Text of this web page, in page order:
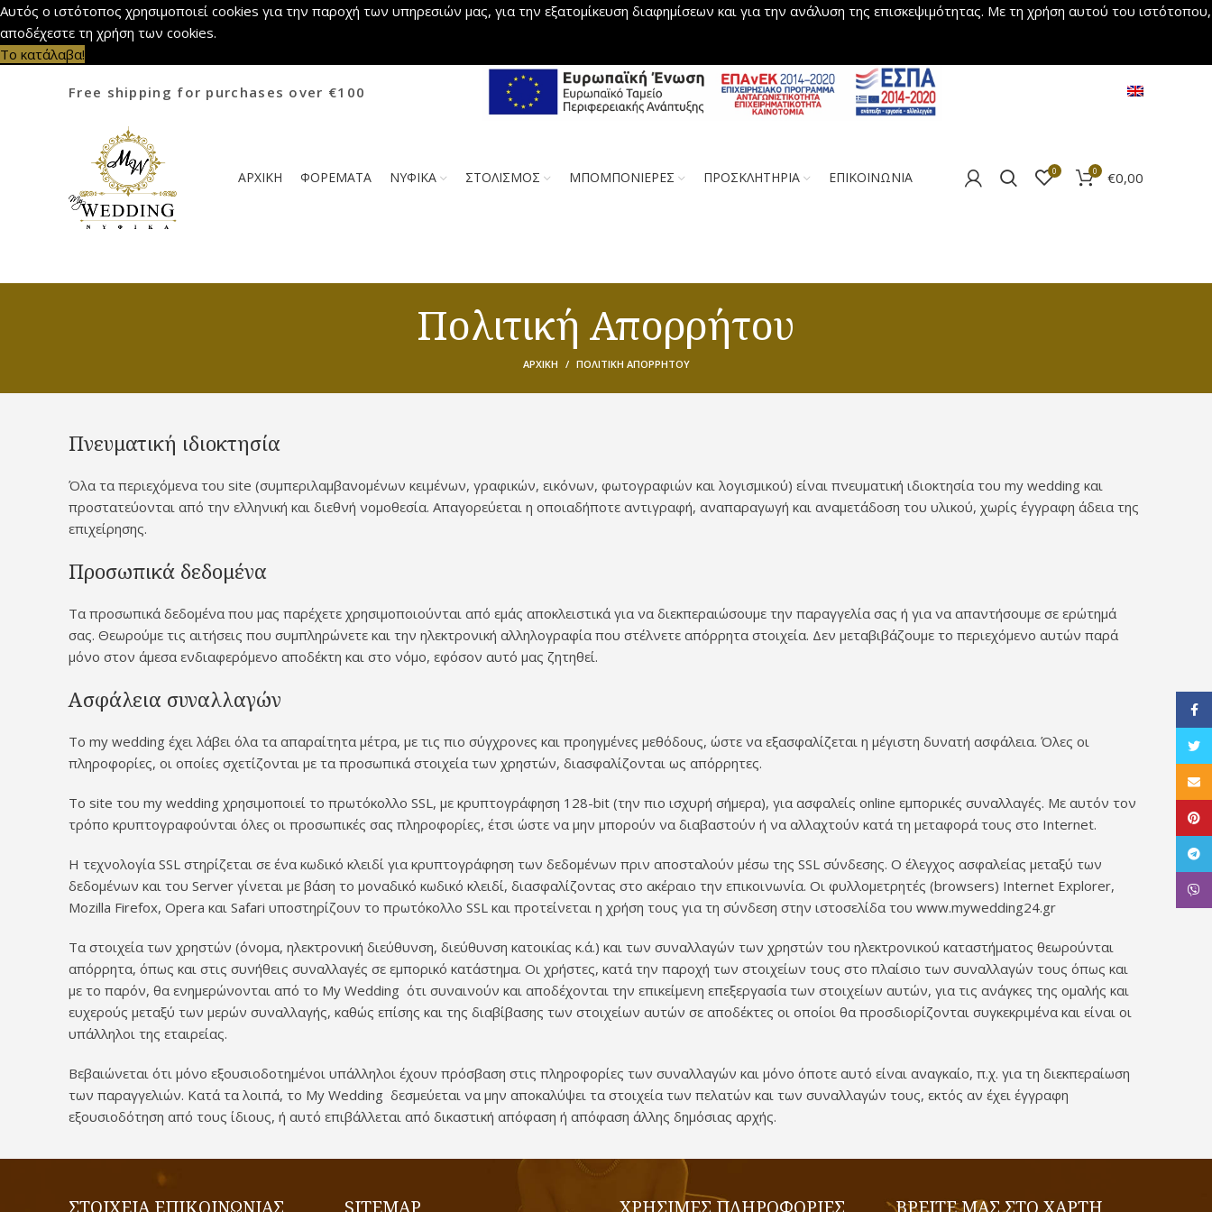
Αυτός ο ιστότοπος χρησιμοποιεί cookies για την παροχή των υπηρεσιών μας, για την εξατομίκευση διαφημίσεων και για την ανάλυση της επισκεψιμότητας. Με τη χρήση αυτού του ιστότοπου,
αποδέχεστε τη χρήση των cookies.
Το κατάλαβα!
Free shipping for purchases over €100
ΑΡΧΙΚΗ ΦΟΡΕΜΑΤΑ ΝΥΦΙΚΑ ΣΤΟΛΙΣΜΟΣ ΜΠΟΜΠΟΝΙΕΡΕΣ ΠΡΟΣΚΛΗΤΗΡΙΑ ΕΠΙΚΟΙΝΩΝΙΑ 0 0 €0,00
Πολιτική Απορρήτου
ΑΡΧΙΚΉ ΠΟΛΙΤΙΚΉ ΑΠΟΡΡΉΤΟΥ
Πνευματική ιδιοκτησία
Όλα τα περιεχόμενα του site (συμπεριλαμβανομένων κειμένων, γραφικών, εικόνων, φωτογραφιών και λογισμικού) είναι πνευματική ιδιοκτησία του my wedding και
προστατεύονται από την ελληνική και διεθνή νομοθεσία. Απαγορεύεται η οποιαδήποτε αντιγραφή, αναπαραγωγή και αναμετάδοση του υλικού, χωρίς έγγραφη άδεια της
επιχείρησης.
Προσωπικά δεδομένα
Τα προσωπικά δεδομένα που μας παρέχετε χρησιμοποιούνται από εμάς αποκλειστικά για να διεκπεραιώσουμε την παραγγελία σας ή για να απαντήσουμε σε ερώτημά
σας. Θεωρούμε τις αιτήσεις που συμπληρώνετε και την ηλεκτρονική αλληλογραφία που στέλνετε απόρρητα στοιχεία. Δεν μεταβιβάζουμε το περιεχόμενο αυτών παρά
μόνο στον άμεσα ενδιαφερόμενο αποδέκτη και στο νόμο, εφόσον αυτό μας ζητηθεί.
Ασφάλεια συναλλαγών
Το my wedding έχει λάβει όλα τα απαραίτητα μέτρα, με τις πιο σύγχρονες και προηγμένες μεθόδους, ώστε να εξασφαλίζεται η μέγιστη δυνατή ασφάλεια. Όλες οι
πληροφορίες, οι οποίες σχετίζονται με τα προσωπικά στοιχεία των χρηστών, διασφαλίζονται ως απόρρητες.
Το site του my wedding χρησιμοποιεί το πρωτόκολλο SSL, με κρυπτογράφηση 128-bit (την πιο ισχυρή σήμερα), για ασφαλείς online εμπορικές συναλλαγές. Με αυτόν τον
τρόπο κρυπτογραφούνται όλες οι προσωπικές σας πληροφορίες, έτσι ώστε να μην μπορούν να διαβαστούν ή να αλλαχτούν κατά τη μεταφορά τους στο Internet.
Η τεχνολογία SSL στηρίζεται σε ένα κωδικό κλειδί για κρυπτογράφηση των δεδομένων πριν αποσταλούν μέσω της SSL σύνδεσης. Ο έλεγχος ασφαλείας μεταξύ των
δεδομένων και του Server γίνεται με βάση το μοναδικό κωδικό κλειδί, διασφαλίζοντας στο ακέραιο την επικοινωνία. Οι φυλλομετρητές (browsers) Internet Explorer,
Mozilla Firefox, Opera και Safari υποστηρίζουν το πρωτόκολλο SSL και προτείνεται η χρήση τους για τη σύνδεση στην ιστοσελίδα του www.mywedding24.gr
Τα στοιχεία των χρηστών (όνομα, ηλεκτρονική διεύθυνση, διεύθυνση κατοικίας κ.ά.) και των συναλλαγών των χρηστών του ηλεκτρονικού καταστήματος θεωρούνται
απόρρητα, όπως και στις συνήθεις συναλλαγές σε εμπορικό κατάστημα. Οι χρήστες, κατά την παροχή των στοιχείων τους στο πλαίσιο των συναλλαγών τους όπως και
με το παρόν, θα ενημερώνονται από το My Wedding ότι συναινούν και αποδέχονται την επικείμενη επεξεργασία των στοιχείων αυτών, για τις ανάγκες της ομαλής και
ευχερούς μεταξύ των μερών συναλλαγής, καθώς επίσης και της διαβίβασης των στοιχείων αυτών σε αποδέκτες οι οποίοι θα προσδιορίζονται συγκεκριμένα και είναι οι
υπάλληλοι της εταιρείας.
Βεβαιώνεται ότι μόνο εξουσιοδοτημένοι υπάλληλοι έχουν πρόσβαση στις πληροφορίες των συναλλαγών και μόνο όποτε αυτό είναι αναγκαίο, π.χ. για τη διεκπεραίωση
των παραγγελιών. Κατά τα λοιπά, το My Wedding δεσμεύεται να μην αποκαλύψει τα στοιχεία των πελατών και των συναλλαγών τους, εκτός αν έχει έγγραφη
εξουσιοδότηση από τους ίδιους, ή αυτό επιβάλλεται από δικαστική απόφαση ή απόφαση άλλης δημόσιας αρχής.
Email
Viber